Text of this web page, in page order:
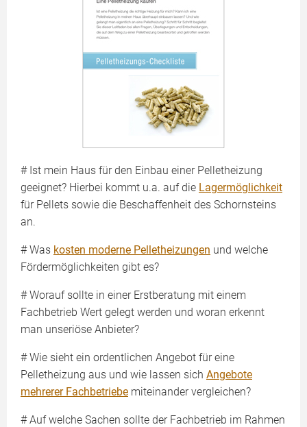
# Ist mein Haus für den Einbau einer Pelletheizung
geeignet? Hierbei kommt u.a. auf die Lagermöglichkeit
für Pellets sowie die Beschaffenheit des Schornsteins
an.
# Was kosten moderne Pelletheizungen und welche
Fördermöglichkeiten gibt es?
# Worauf sollte in einer Erstberatung mit einem
Fachbetrieb Wert gelegt werden und woran erkennt
man unseriöse Anbieter?
# Wie sieht ein ordentlichen Angebot für eine
Pelletheizung aus und wie lassen sich Angebote
mehrerer Fachbetriebe miteinander vergleichen?
# Auf welche Sachen sollte der Fachbetrieb im Rahmen